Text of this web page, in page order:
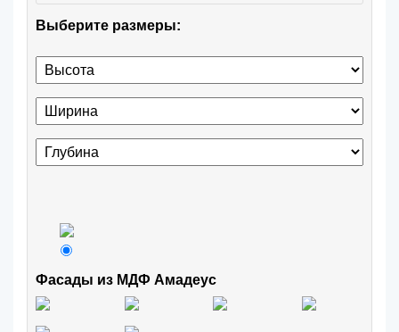
Выберите размеры:
Фасады из МДФ Амадеус